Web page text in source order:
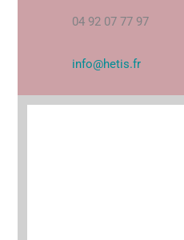
04 92 07 77 97
info@hetis.fr